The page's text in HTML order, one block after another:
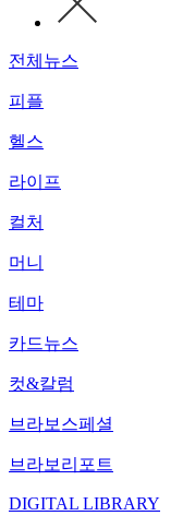
전체뉴스
피플
헬스
라이프
컬처
머니
테마
카드뉴스
컷&칼럼
브라보스페셜
브라보리포트
DIGITAL LIBRARY